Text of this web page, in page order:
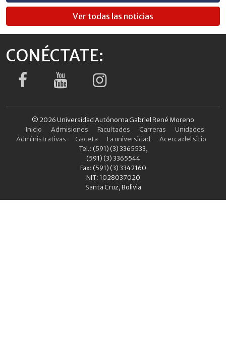
Ver todas las noticias
CONÉCTATE:
© 2026 Universidad Autónoma Gabriel René Moreno
Inicio
Admisiones Facultades Carreras
Unidades
Administrativas
Gaceta La universidad
Acerca del sitio
Tel.: (591) (3) 3365533,
(591) (3) 3365544
Fax: (591) (3) 3342160
NIT: 1028037020
Santa Cruz, Bolivia